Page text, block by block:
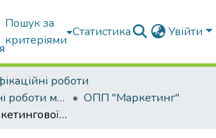
Пошук за
критеріями
Статистика Увійти
роботи
Кваліфікаційні роботи магістрів
ОПП "Маркетинг"
Розробка маркетингової стратегії виведення нового товару на ринок молочної продукції в Україні (на прикладі ТДВ «Яготинський маслозавод)